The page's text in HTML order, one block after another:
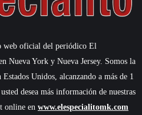
web oficial del periódico El
Nueva York y Nueva Jersey. Somos la
Unidos, alcanzando a más de 1
desea más información de nuestras
online en www.elespecialitomk.com